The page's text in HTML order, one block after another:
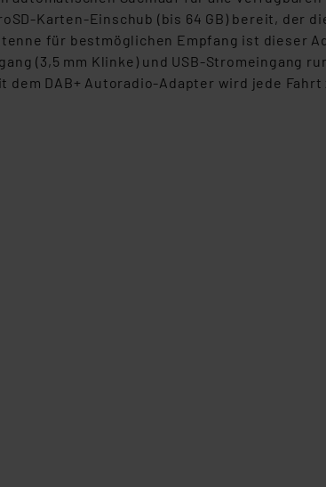
-Karten-Einschub (bis 64 GB) bereit, der
für bestmöglichen Empfang ist dieser
(3,5 mm Klinke) und USB-Stromeingang
dem DAB+ Autoradio-Adapter wird jede Fahrt